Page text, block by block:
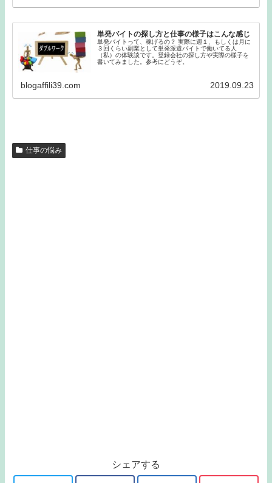
単発バイトの探し方と仕事の様子はこんな感じ
単発バイトって、稼げるの？ 実際に週１、もしくは月に
３回くらい副業として単発派遣バイトで働いてる人
（私）の体験談です。登録会社の探し方や実際の様子を
書いてみました。参考にどうぞ。
blogaffili39.com 2019.09.23
仕事の悩み
シェアする